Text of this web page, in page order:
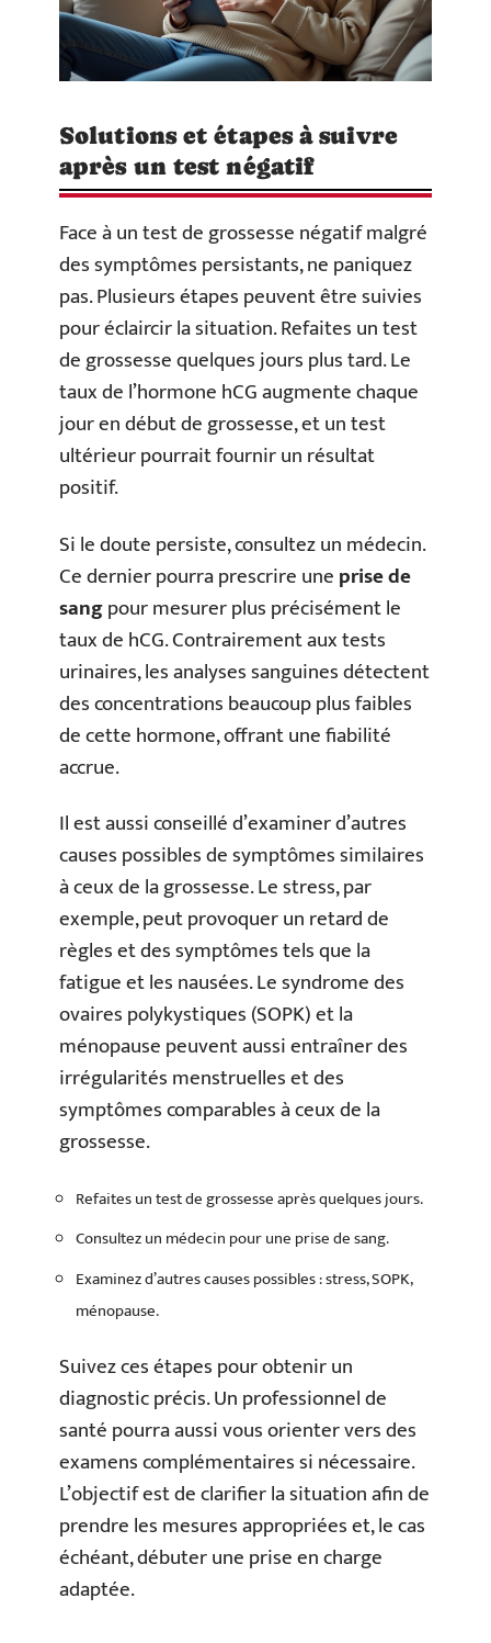
Solutions et étapes à suivre
après un test négatif
Face à un test de grossesse négatif malgré
des symptômes persistants, ne paniquez
pas. Plusieurs étapes peuvent être suivies
pour éclaircir la situation. Refaites un test
de grossesse quelques jours plus tard. Le
taux de l’hormone hCG augmente chaque
jour en début de grossesse, et un test
ultérieur pourrait fournir un résultat
positif.
Si le doute persiste, consultez un médecin.
Ce dernier pourra prescrire uneprise de
sangpour mesurer plus précisément le
taux de hCG. Contrairement aux tests
urinaires, les analyses sanguines détectent
des concentrations beaucoup plus faibles
de cette hormone, offrant une fiabilité
accrue.
Il est aussi conseillé d’examiner d’autres
causes possibles de symptômes similaires
à ceux de la grossesse. Le stress, par
exemple, peut provoquer un retard de
règles et des symptômes tels que la
fatigue et les nausées. Le syndrome des
ovaires polykystiques (SOPK) et la
ménopause peuvent aussi entraîner des
irrégularités menstruelles et des
symptômes comparables à ceux de la
grossesse.
Refaites un test de grossesse après quelques jours.
Consultez un médecin pour une prise de sang.
Examinez d’autres causes possibles : stress, SOPK,
ménopause.
Suivez ces étapes pour obtenir un
diagnostic précis. Un professionnel de
santé pourra aussi vous orienter vers des
examens complémentaires si nécessaire.
L’objectif est de clarifier la situation afin de
prendre les mesures appropriées et, le cas
échéant, débuter une prise en charge
adaptée.